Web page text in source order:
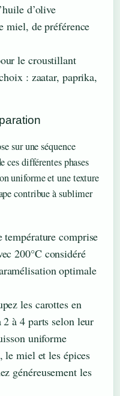
d’olive
miel, de préférence
le croustillant
: zaatar, paprika,
sur une séquence
ces différentes phases
uniforme et une texture
contribue à sublimer
température comprise
200°C considéré
optimale
les carottes en
à 4 parts selon leur
uniforme
le miel et les épices
généreusement les